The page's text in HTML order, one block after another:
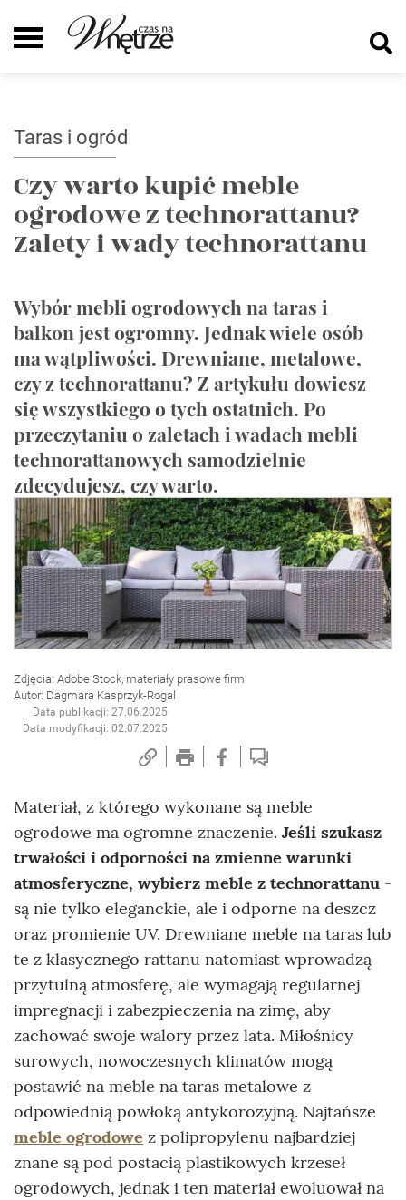
Taras i ogród
Czy warto kupić meble
ogrodowe z technorattanu?
Zalety i wady technorattanu
Wybór mebli ogrodowych na taras i
balkon jest ogromny. Jednak wiele osób
ma wątpliwości. Drewniane, metalowe,
czy z technorattanu? Z artykułu dowiesz
się wszystkiego o tych ostatnich. Po
przeczytaniu o zaletach i wadach mebli
technorattanowych samodzielnie
zdecydujesz, czy warto.
Zdjęcia: Adobe Stock, materiały prasowe firm
Autor: Dagmara Kasprzyk-Rogal
Data publikacji: 27.06.2025
Data modyfikacji: 02.07.2025
Materiał, z którego wykonane są meble
ogrodowe ma ogromne znaczenie. Jeśli szukasz
trwałości i odporności na zmienne warunki
atmosferyczne, wybierz meble z technorattanu -
są nie tylko eleganckie, ale i odporne na deszcz
oraz promienie UV. Drewniane meble na taras lub
te z klasycznego rattanu natomiast wprowadzą
przytulną atmosferę, ale wymagają regularnej
impregnacji i zabezpieczenia na zimę, aby
zachować swoje walory przez lata. Miłośnicy
surowych, nowoczesnych klimatów mogą
postawić na meble na taras metalowe z
odpowiednią powłoką antykorozyjną. Najtańsze
meble ogrodowe z polipropylenu najbardziej
znane są pod postacią plastikowych krzeseł
ogrodowych, jednak i ten materiał ewoluował na